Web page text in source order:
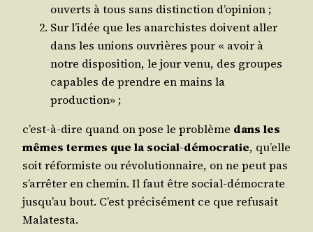
ouverts à tous sans dis­tinc­tion d’opinion ;
Sur l’idée que les anar­chistes doivent aller
dans les unions ouvrières pour « avoir à
notre dis­po­si­tion, le jour venu, des groupes
capables de prendre en mains la
production» ;
c’est-à-dire quand on pose le pro­blème dans les
mêmes termes que la social-démo­cra­tie, qu’elle
soit réfor­miste ou révo­lu­tion­naire, on ne peut pas
s’arrêter en che­min. Il faut être social-démo­crate
jusqu’au bout. C’est pré­ci­sé­ment ce que refu­sait
Malatesta.